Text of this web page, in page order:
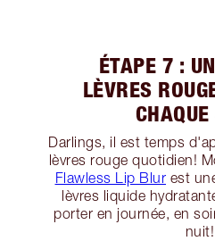
ÉTAPE 7 :
LÈVRES
Darlings, il est temps
lèvres rouge quotidien!
Flawless Lip Blur est
lèvres liquide
porter en journée, en
nuit!